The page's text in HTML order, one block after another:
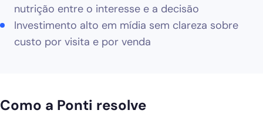
nutrição entre o interesse e a decisão
Investimento alto em mídia sem clareza sobre
custo por visita e por venda
Como a Ponti resolve